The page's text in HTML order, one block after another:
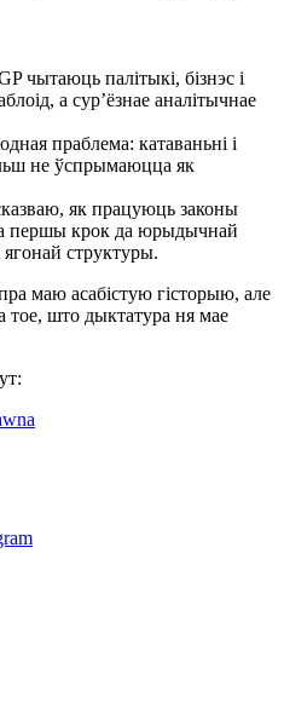
Gazeta
Prawna
чытаюць палітыкі, бізнэс і
а сур’ёзнае аналітычнае
праблема: катаваньні і
не ўспрымаюцца як
як працуюць законы
першы крок да юрыдычнай
ягонай структуры.
маю асабістую гісторыю, але
тое, што дыктатура ня мае